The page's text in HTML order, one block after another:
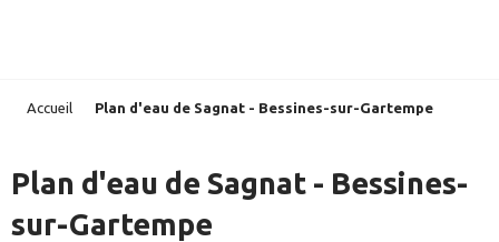
Accueil Plan d'eau de Sagnat - Bessines-sur-Gartempe
Plan d'eau de Sagnat - Bessines-
sur-Gartempe